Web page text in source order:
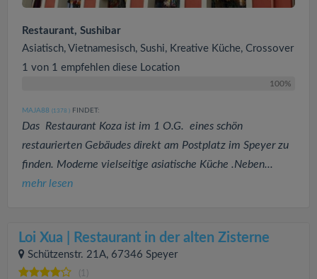
Restaurant, Sushibar
Asiatisch, Vietnamesisch, Sushi, Kreative Küche, Crossover
1 von 1 empfehlen diese Location
100%
MAJA88 (1378 ) FINDET:
Das Restaurant Koza ist im 1 O.G. eines schön
restaurierten Gebäudes direkt am Postplatz im Speyer zu
finden. Moderne vielseitige asiatische Küche .Neben...
mehr lesen
Loi Xua | Restaurant in der alten Zisterne
Schützenstr. 21A, 67346 Speyer